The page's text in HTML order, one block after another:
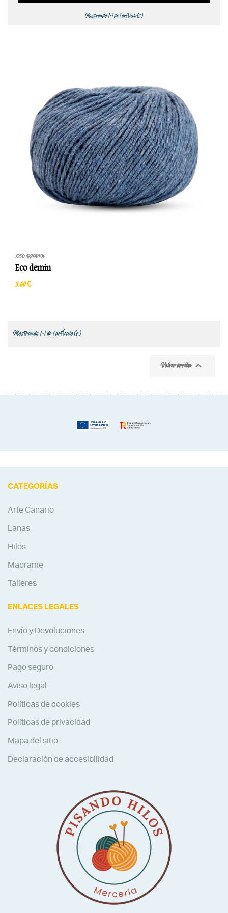
Mostrando 1-1 de 1 artículo(s)
ECO DEMIN
Eco demin
3,60 €
Mostrando 1-1 de 1 artículo(s)
Volver arriba 
CATEGORÍAS
Arte Canario
Lanas
Hilos
Macrame
Talleres
ENLACES LEGALES
Envío y Devoluciones
Términos y condiciones
Pago seguro
Aviso legal
Políticas de cookies
Políticas de privacidad
Mapa del sitio
Declaración de accesibilidad